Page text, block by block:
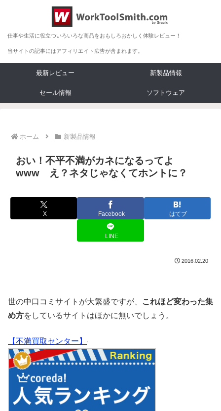
仕事や生活に役立ついろいろな商品をおもしろおかしく体験レビュー！
当サイトの記事にはアフィリエイト広告が含まれます。
最新レビュー 新製品情報
セール情報 ソフトウェア
ホーム 新製品情報
おい！不平不満がカネになるってよ
www え？ネタじゃなくてホントに？
X Facebook はてブ
LINE
2016.02.20
世の中口コミサイトが大繁盛ですが、
これほど変わった集
め方をしているサイトはほかに無いでしょう。
【不満買取センター】